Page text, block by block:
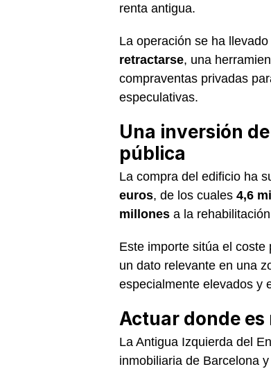
renta antigua.
La operación se ha
retractarse, una
compraventas privadas
especulativas.
Una inversión
pública
La compra del edificio ha
euros, de los cuales 4,6
millones a la
Este importe sitúa el
un dato relevante en una
especialmente elevados y
Actuar donde
La Antigua Izquierda del
inmobiliaria de Barcelona